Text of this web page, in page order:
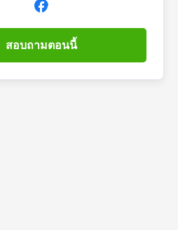
สอบถามตอนนี้